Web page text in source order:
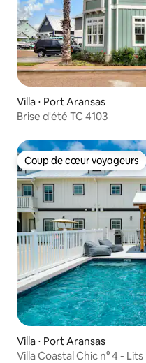
Villa ⋅ Port Aransas
Brise d'été TC 4103
Coup de cœur voyageurs
Coup de cœur voyageurs
Villa ⋅ Port Aransas
Villa Coastal Chic n° 4 -